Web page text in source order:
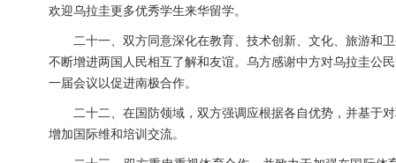
欢迎乌拉圭更多优秀学生来华留学。
二十一、双方同意深化在教育、技术创新、文化、旅游和
不断增进两国人民相互了解和友谊。乌方感谢中方对乌拉圭公
一届会议以促进南极合作。
二十二、在国防领域，双方强调应根据各自优势，并基于
增加国际维和培训交流。